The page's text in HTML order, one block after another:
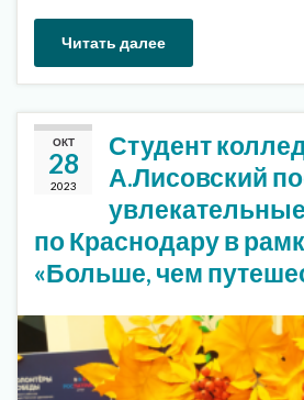
Читать далее
ОКТ
28
2023
Студент
А.Лисовский
по Краснодару в
«Больше, чем